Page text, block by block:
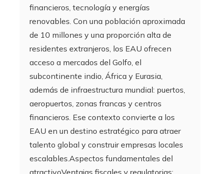
financieros, tecnología y energías
renovables. Con una población aproximada
de 10 millones y una proporción alta de
residentes extranjeros, los EAU ofrecen
acceso a mercados del Golfo, el
subcontinente indio, África y Eurasia,
además de infraestructura mundial: puertos,
aeropuertos, zonas francas y centros
financieros. Ese contexto convierte a los
EAU en un destino estratégico para atraer
talento global y construir empresas locales
escalables.Aspectos fundamentales del
atractivoVentajas fiscales y regulatorias: